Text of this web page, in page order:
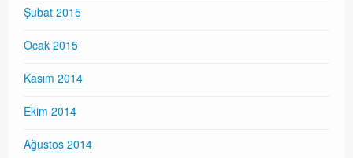
Şubat 2015
Ocak 2015
Kasım 2014
Ekim 2014
Ağustos 2014